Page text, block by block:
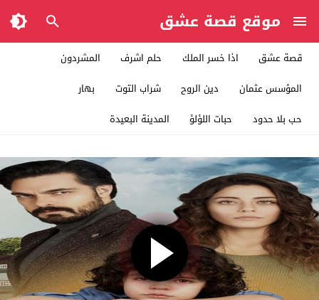
موقع قصة عشق
قصة عشق اذا خسر الملك حلم اشرف
المشردون
المؤسس عثمان
دين الروح شراب التوت
بهار
حب بلا حدود
حبات اللؤلؤ المدينة البعيدة